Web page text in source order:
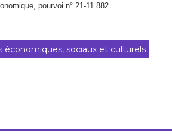
pourvoi n° 21-11.882.
économiques, sociaux et culturels